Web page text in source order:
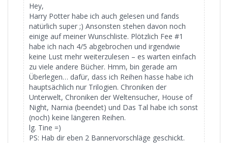
Hey,
Harry Potter habe ich auch gelesen und fands
natürlich super ;) Ansonsten stehen davon noch
einige auf meiner Wunschliste. Plötzlich Fee #1
habe ich nach 4/5 abgebrochen und irgendwie
keine Lust mehr weiterzulesen – es warten einfach
zu viele andere Bücher. Hmm, bin gerade am
Überlegen… dafür, dass ich Reihen hasse habe ich
hauptsächlich nur Trilogien. Chroniken der
Unterwelt, Chroniken der Weltensucher, House of
Night, Narnia (beendet) und Das Tal habe ich sonst
(noch) keine längeren Reihen.
lg. Tine =)
PS: Hab dir eben 2 Bannervorschläge geschickt.